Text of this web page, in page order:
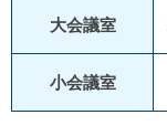
大会議室
小会議室